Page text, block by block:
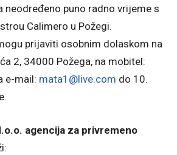
neodređeno puno radno vrijeme s
Calimero u Požegi.
prijaviti osobnim dolaskom na
2, 34000 Požega, na mobitel:
e-mail: mata1@live.com do 10.
agencija za privremeno